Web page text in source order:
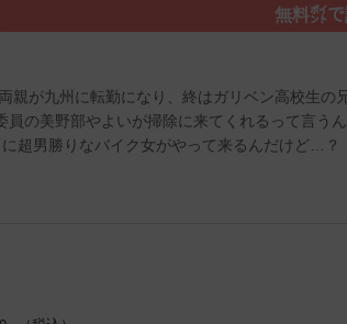
無料㌽
親が九州に転勤になり、終はガリベン高校生
の美野部やよいが掃除に来てくれるって言
超男勝りなバイク女がやって来るんだけど…？